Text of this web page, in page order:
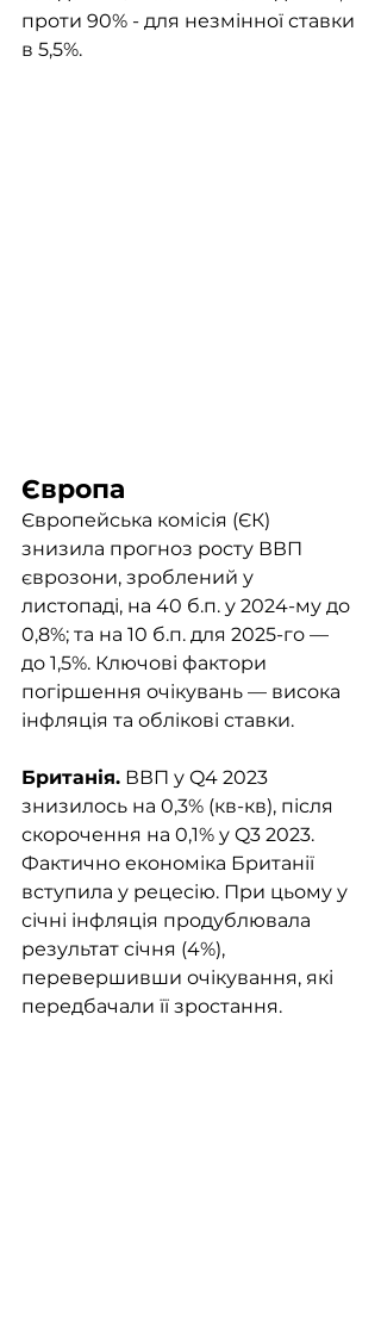
проти 90% - для незмінної ставки
в 5,5%.
Європа
Європейська комісія (ЄК)
знизила прогноз росту ВВП
єврозони, зроблений у
листопаді, на 40 б.п. у 2024-му до
0,8%; та на 10 б.п. для 2025-го —
до 1,5%. Ключові фактори
погіршення очікувань — висока
інфляція та облікові ставки.
Британія. ВВП у Q4 2023
знизилось на 0,3% (кв-кв), після
скорочення на 0,1% у Q3 2023.
Фактично економіка Британії
вступила у рецесію. При цьому у
січні інфляція продублювала
результат січня (4%),
перевершивши очікування, які
передбачали її зростання.